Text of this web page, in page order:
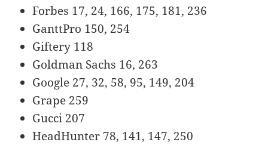
Forbes 17, 24, 166, 175, 181, 236
GanttPro 150, 254
Giftery 118
Goldman Sachs 16, 263
Google 27, 32, 58, 95, 149, 204
Grape 259
Gucci 207
HeadHunter 78, 141, 147, 250